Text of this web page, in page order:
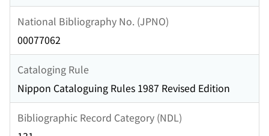
National Bibliography No. (JPNO)
00077062
Cataloging Rule
Nippon Cataloguing Rules 1987 Revised Edition
Bibliographic Record Category (NDL)